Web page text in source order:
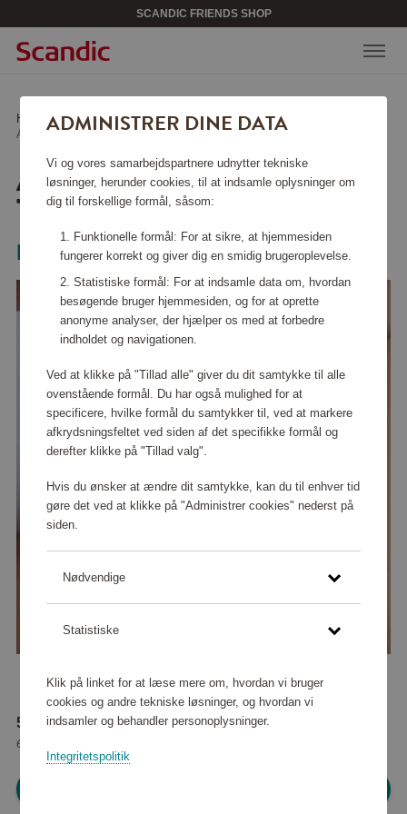
SCANDIC FRIENDS SHOP
Hjem /Skønhed & accessories /Smykker/
Armbånd Shiny Tennis Guld M
ARMBÅND SHINY
TENNIS GULD M
Mockberg
58 850 point
eller
ADMINISTRER DINE DATA
Vi og vores samarbejdspartnere udnytter tekniske
løsninger, herunder cookies, til at indsamle oplysninger om
dig til forskellige formål, såsom:
Funktionelle formål: For at sikre, at hjemmesiden
fungerer korrekt og giver dig en smidig brugeroplevelse.
Statistiske formål: For at indsamle data om, hvordan
besøgende bruger hjemmesiden, og for at oprette
anonyme analyser, der hjælper os med at forbedre
indholdet og navigationen.
Ved at klikke på "Tillad alle" giver du dit samtykke til alle
ovenstående formål. Du har også mulighed for at
specificere, hvilke formål du samtykker til, ved at markere
afkrydsningsfeltet ved siden af det specifikke formål og
derefter klikke på "Tillad valg".
Hvis du ønsker at ændre dit samtykke, kan du til enhver tid
gøre det ved at klikke på "Administrer cookies" nederst på
siden.
Nødvendige
Statistiske
Klik på linket for at læse mere om, hvordan vi bruger
cookies og andre tekniske løsninger, og hvordan vi
indsamler og behandler personoplysninger.
Integritetspolitik